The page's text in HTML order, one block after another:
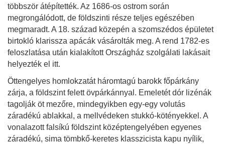
többször átépítették. Az 1686-os ostrom során
megrongálódott, de földszinti része teljes egészében
megmaradt. A 18. század közepén a szomszédos épületet
birtokló klarissza apácák vásárolták meg. A rend 1782-es
feloszlatása után kialakított Országház szolgálati lakásait
helyezték el itt.
Öttengelyes homlokzatát háromtagú barokk főpárkány
zárja, a földszint felett övpárkánnyal. Emeletét dór lizénák
tagolják öt mezőre, mindegyikben egy-egy volutás
záradékú ablakkal, a mellvédeken stukkó-kötényekkel. A
vonalazott falsíkú földszint középtengelyében egyenes
záradékú, sima tömbkő-keretes klasszicista kapu nyílik,